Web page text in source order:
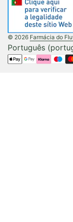
© 2026 Farmácia do
Português
Métodos de